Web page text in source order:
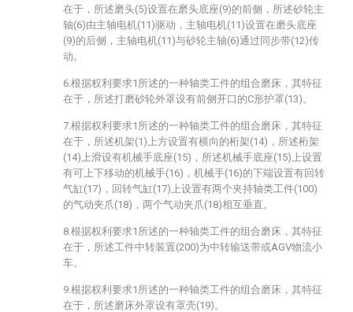
在于，所述磨头(5)设置在磨头底座(9)的前侧，所述砂轮主
轴(6)由主轴电机(11)驱动，主轴电机(11)设置在磨头底座
(9)的后侧，主轴电机(11)与砂轮主轴(6)通过同步带(12)传
动。
6.根据权利要求1所述的一种轴类工件的组合磨床，其特征
在于，所述打磨砂轮外罩设有前侧开口的C形护罩(13)。
7.根据权利要求1所述的一种轴类工件的组合磨床，其特征
在于，所述机架(1)上方设置有横向的桁架(14)，所述桁架
(14)上滑设有机械手底座(15)，所述机械手底座(15)上设置
有可上下移动的机械手(16)，机械手(16)的下端设置有回转
气缸(17)，回转气缸(17)上设置有两个夹持轴类工件(100)
的气动夹爪(18)，两个气动夹爪(18)相互垂直。
8.根据权利要求1所述的一种轴类工件的组合磨床，其特征
在于，所述工件中转装置(200)为中转输送带或AGV物流小
车。
9.根据权利要求1所述的一种轴类工件的组合磨床，其特征
在于，所述磨床外罩设有罩壳(19)。